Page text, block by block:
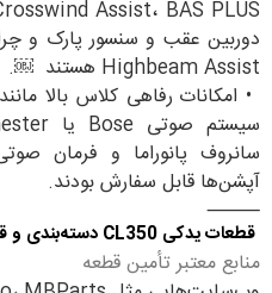
Highbeam Assist هستند ￼.
• امکانات رفاهی کلاس بالا
آپشن‌ها قابل سفارش بودند.
⸻
قطعات یدکی CL350 دسته‌بندی و قیمت تقریبی
منابع معتبر تأمین قطعه